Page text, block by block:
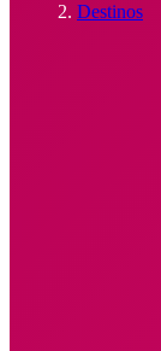
Destinos